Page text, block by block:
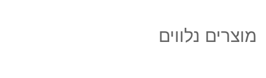
מוצרים נלווים